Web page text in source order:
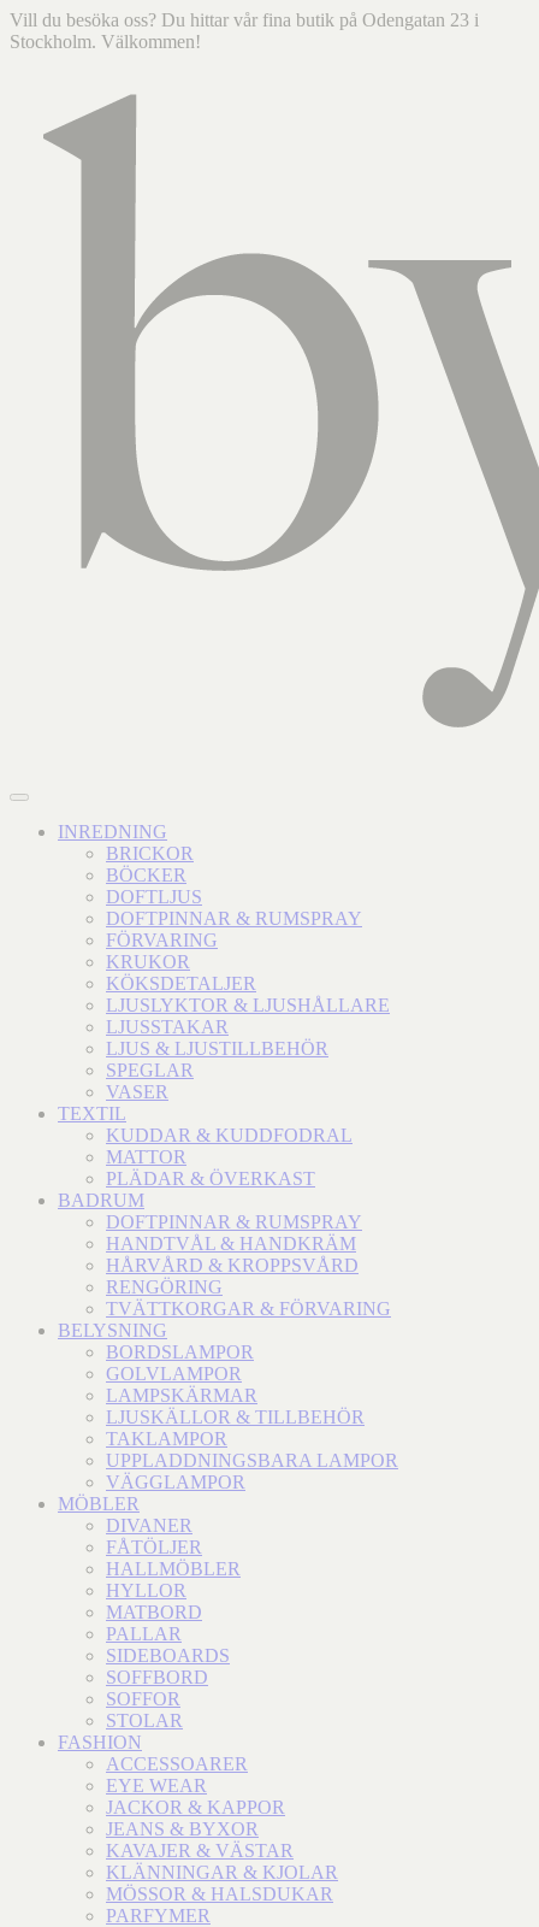
Vill du besöka oss? Du hittar vår fina butik på Odengatan 23 i
Stockholm. Välkommen!
INREDNING
BRICKOR
BÖCKER
DOFTLJUS
DOFTPINNAR & RUMSPRAY
FÖRVARING
KRUKOR
KÖKSDETALJER
LJUSLYKTOR & LJUSHÅLLARE
LJUSSTAKAR
LJUS & LJUSTILLBEHÖR
SPEGLAR
VASER
TEXTIL
KUDDAR & KUDDFODRAL
MATTOR
PLÄDAR & ÖVERKAST
BADRUM
DOFTPINNAR & RUMSPRAY
HANDTVÅL & HANDKRÄM
HÅRVÅRD & KROPPSVÅRD
RENGÖRING
TVÄTTKORGAR & FÖRVARING
BELYSNING
BORDSLAMPOR
GOLVLAMPOR
LAMPSKÄRMAR
LJUSKÄLLOR & TILLBEHÖR
TAKLAMPOR
UPPLADDNINGSBARA LAMPOR
VÄGGLAMPOR
MÖBLER
DIVANER
FÅTÖLJER
HALLMÖBLER
HYLLOR
MATBORD
PALLAR
SIDEBOARDS
SOFFBORD
SOFFOR
STOLAR
FASHION
ACCESSOARER
EYE WEAR
JACKOR & KAPPOR
JEANS & BYXOR
KAVAJER & VÄSTAR
KLÄNNINGAR & KJOLAR
MÖSSOR & HALSDUKAR
PARFYMER